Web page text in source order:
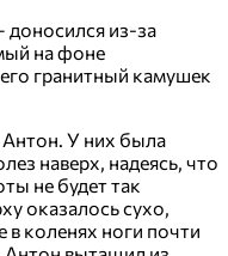
доносился из-за
на фоне
гранитный камушек
У них была
наверх, надеясь, что
не будет так
оказалось сухо,
в коленях ноги почти